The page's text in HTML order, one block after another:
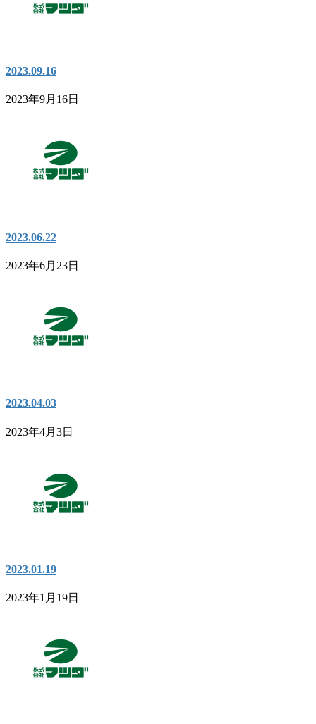
2023.09.16
2023年9月16日
2023.06.22
2023年6月23日
2023.04.03
2023年4月3日
2023.01.19
2023年1月19日